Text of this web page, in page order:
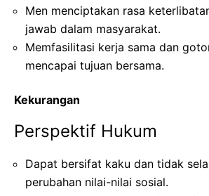
Men menciptakan rasa
jawab dalam masyarakat.
Memfasilitasi kerja sama dan
mencapai tujuan bersama.
Kekurangan
Perspektif Hukum
Dapat bersifat kaku dan tidak
perubahan nilai-nilai sosial.